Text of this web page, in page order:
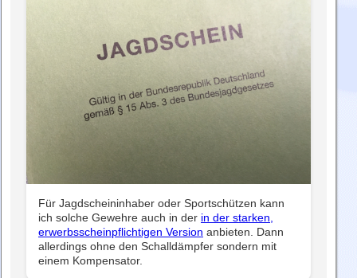
Für Jagdscheininhaber oder Sportschützen kann
ich solche Gewehre auch in der in der starken,
erwerbsscheinpflichtigen Version anbieten. Dann
allerdings ohne den Schalldämpfer sondern mit
einem Kompensator.